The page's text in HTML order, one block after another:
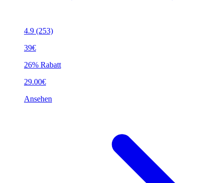
4.9 (253)
39€
26% Rabatt
29.00€
Ansehen